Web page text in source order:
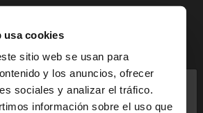
usa cookies
sitio web se usan para
y los anuncios, ofrecer
sociales y analizar el tráfico.
información sobre el uso que